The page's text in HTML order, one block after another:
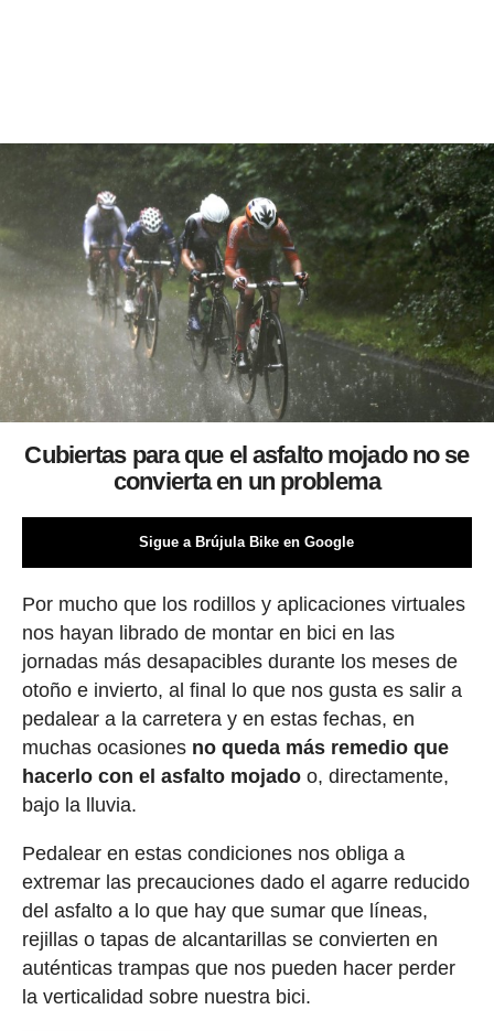
Cubiertas para que el asfalto mojado no se
convierta en un problema
Sigue a Brújula Bike en Google
Por mucho que los rodillos y aplicaciones virtuales
nos hayan librado de montar en bici en las
jornadas más desapacibles durante los meses de
otoño e invierto, al final lo que nos gusta es salir a
pedalear a la carretera y en estas fechas, en
muchas ocasiones no queda más remedio que
hacerlo con el asfalto mojadoo, directamente,
bajo la lluvia.
Pedalear en estas condiciones nos obliga a
extremar las precauciones dado el agarre reducido
del asfalto a lo que hay que sumar que líneas,
rejillas o tapas de alcantarillas se convierten en
auténticas trampas que nos pueden hacer perder
la verticalidad sobre nuestra bici.